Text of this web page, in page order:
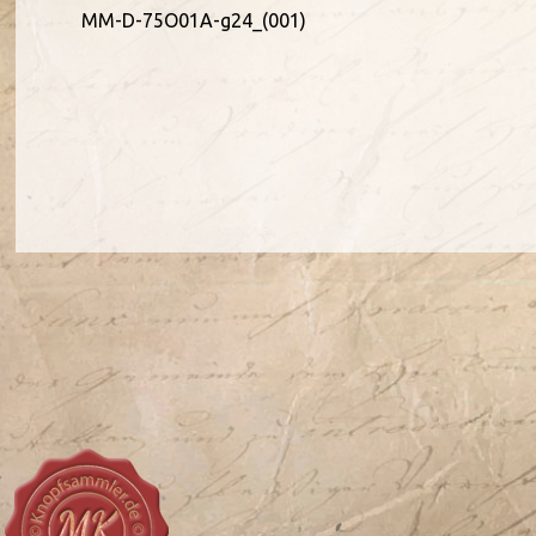
MM-D-75O01A-g24_(001)